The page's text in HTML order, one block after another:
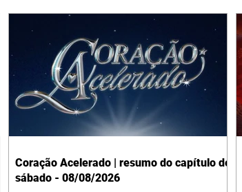
Coração Acelerado | resumo do capítulo de
sábado - 08/08/2026